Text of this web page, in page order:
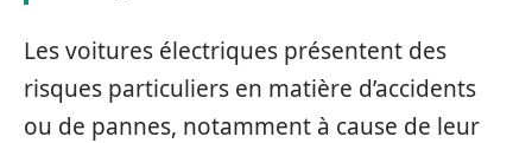
Les voitures électriques présentent des
risques particuliers en matière d’accidents
ou de pannes, notamment à cause de leur